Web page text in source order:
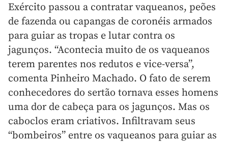
Exército passou a contratar vaqueanos, peões
de fazenda ou capangas de coronéis armados
para guiar as tropas e lutar contra os
jagunços. “Acontecia muito de os vaqueanos
terem parentes nos redutos e vice-versa”,
comenta Pinheiro Machado. O fato de serem
conhecedores do sertão tornava esses homens
uma dor de cabeça para os jagunços. Mas os
caboclos eram criativos. Infiltravam seus
“bombeiros” entre os vaqueanos para guiar as